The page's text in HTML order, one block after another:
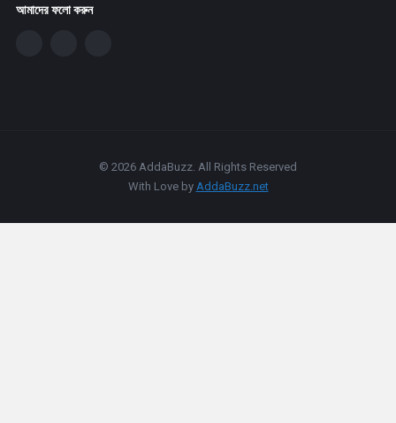
আমাদের ফলো করুন
© 2026 AddaBuzz. All Rights Reserved
With Love by AddaBuzz.net